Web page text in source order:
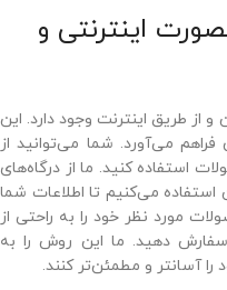
اینترنتی و
و از طریق اینترنت وجود دارد. این
می‌آورد. شما می‌توانید از
استفاده کنید. ما از درگاه‌های
استفاده می‌کنیم تا اطلاعات شما
مورد نظر خود را به راحتی از
دهید. ما این روش را به
آسانتر و مطمئن‌تر کنند.